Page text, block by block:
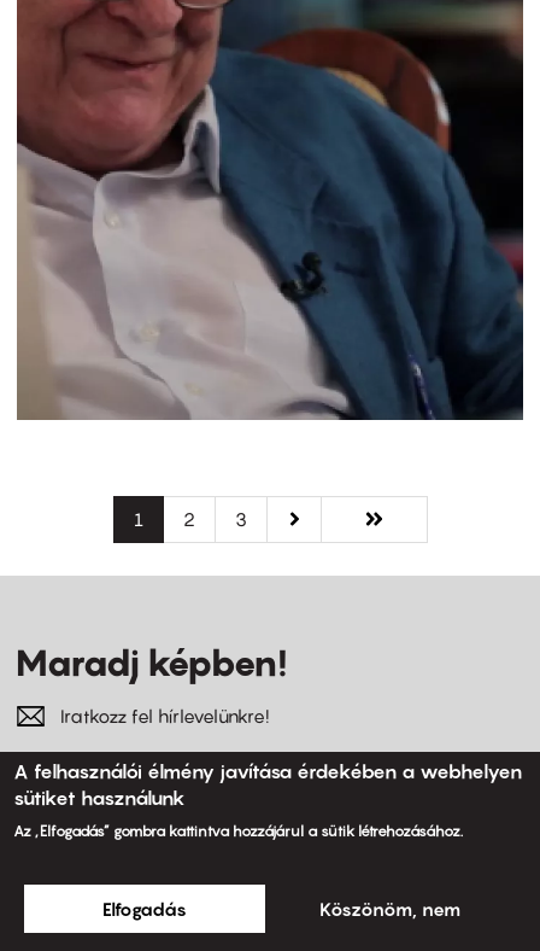
Oldalszámozás
Jelenlegi
oldal
1 Oldal
2 Oldal
3
Következő
oldal
››
Utolsó
oldal
Utolsó »
Maradj képben!
Iratkozz fel hírlevelünkre!
A felhasználói élmény javítása érdekében a webhelyen
sütiket használunk
Az „Elfogadás” gombra kattintva hozzájárul a sütik létrehozásához.
Elfogadás Köszönöm, nem